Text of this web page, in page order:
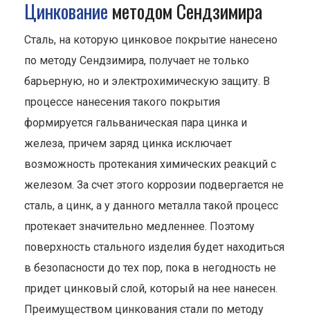
Цинкование методом Сендзимира
Сталь, на которую цинковое покрытие нанесено
по методу Сендзимира, получает не только
барьерную, но и электрохимическую защиту. В
процессе нанесения такого покрытия
формируется гальваническая пара цинка и
железа, причем заряд цинка исключает
возможность протекания химических реакций с
железом. За счет этого коррозии подвергается не
сталь, а цинк, а у данного металла такой процесс
протекает значительно медленнее. Поэтому
поверхность стального изделия будет находиться
в безопасности до тех пор, пока в негодность не
придет цинковый слой, который на нее нанесен.
Преимуществом цинкования стали по методу